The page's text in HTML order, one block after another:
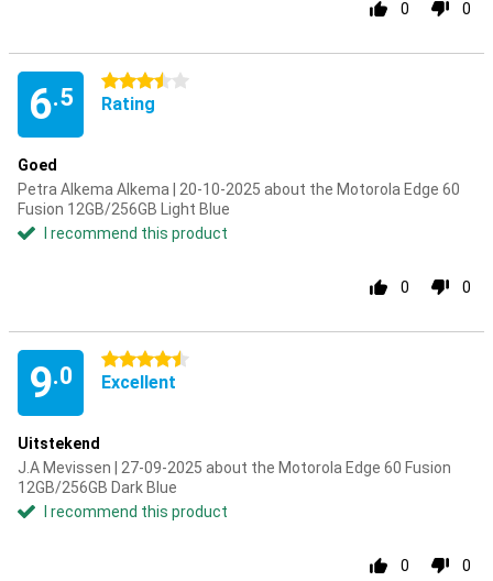
0 0
6.5
3.5 stars
Rating
Goed
Petra Alkema Alkema | 20-10-2025 about the Motorola Edge 60
Fusion 12GB/256GB Light Blue
I recommend this product
0 0
9.0
4.5 stars
Excellent
Uitstekend
J.A Mevissen | 27-09-2025 about the Motorola Edge 60 Fusion
12GB/256GB Dark Blue
I recommend this product
0 0